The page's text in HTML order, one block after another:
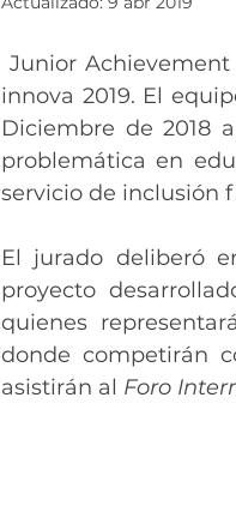
innova 2019. El
Diciembre de 2018
problemática en
servicio de inclusión
El jurado deliberó
proyecto
quienes
donde competirán
asistirán al Foro